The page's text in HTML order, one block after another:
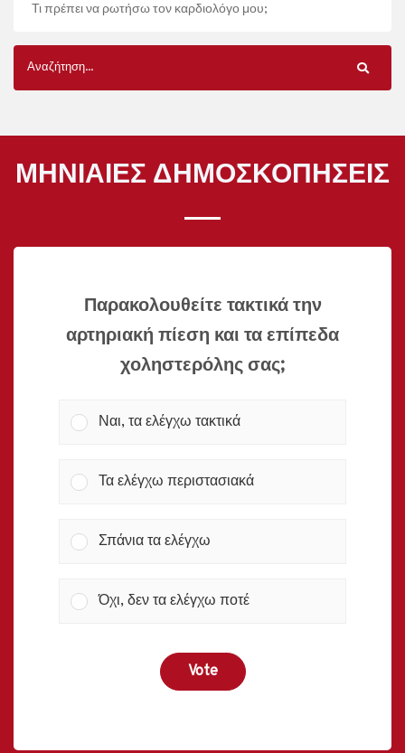
Τι πρέπει να ρωτήσω τον καρδιολόγο μου;
ΜΗΝΙΑΊΕΣ ΔΗΜΟΣΚΟΠΉΣΕΙΣ
Παρακολουθείτε τακτικά την
αρτηριακή πίεση και τα επίπεδα
χοληστερόλης σας;
Ναι, τα ελέγχω τακτικά
Τα ελέγχω περιστασιακά
Σπάνια τα ελέγχω
Όχι, δεν τα ελέγχω ποτέ
Vote